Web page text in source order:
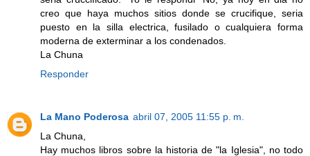
creo que haya muchos sitios donde se crucifique, seria
puesto en la silla electrica, fusilado o cualquiera forma
moderna de exterminar a los condenados.
La Chuna
Responder
La Mano Poderosa abril 07, 2005 11:55 p. m.
La Chuna,
Hay muchos libros sobre la historia de "la Iglesia", no todo